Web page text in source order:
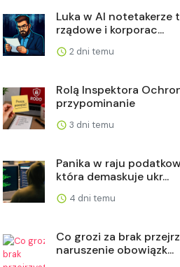
Luka w AI notetakerze
rządowe i korporac...
2 dni temu
Rolą Inspektora
przypominanie
3 dni temu
Panika w raju
która demaskuje ukr...
4 dni temu
Co grozi za brak
naruszenie obowiązk...